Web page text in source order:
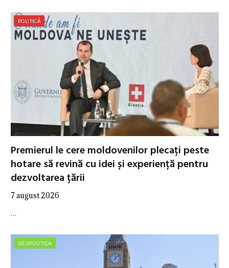
POLITICĂ
Premierul le cere moldovenilor plecați peste
hotare să revină cu idei și experiență pentru
dezvoltarea țării
7 august 2026
…
GEOPOLITICA